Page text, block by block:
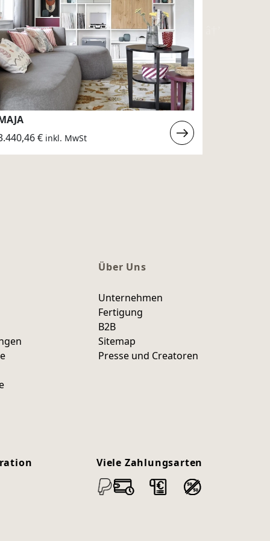
€ inkl. MwSt
Weiterlesen
:
MAJA
Über Uns
Unternehmen
Fertigung
B2B
Sitemap
Presse und Creatoren
Viele Zahlungsarten